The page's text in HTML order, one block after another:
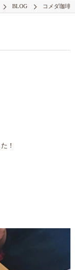
BLOG コメダ珈琲
！